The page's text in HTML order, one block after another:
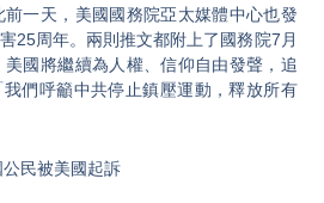
一天，美國國務院亞太媒體中心也發
25周年。兩則推文都附上了國務院7月
國將繼續為人權、信仰自由發聲，追
們呼籲中共停止鎮壓運動，釋放所有
民被美國起訴